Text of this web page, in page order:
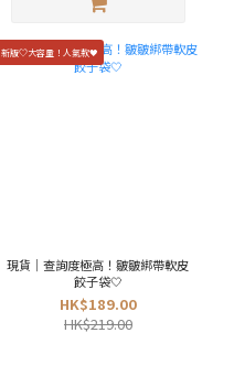
新版♡大容量！人氣款🖤
現貨｜查詢度極高！皺皺綁帶軟皮
餃子袋🤍
HK$189.00
HK$219.00